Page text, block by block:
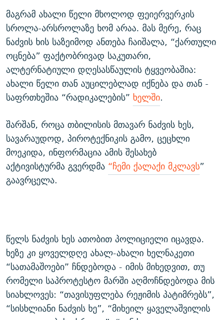
მაგრამ ახალი წელი მხოლოდ ფეიერვერკის
სროლა-არსროლაზე ხომ არაა. მას მერე, რაც
ნაძვის ხის საზეიმოდ ანთება ჩაიშალა, “ქართული
ოცნება” ფაქტობრივად საკუთარი,
ალტერნატიული დღესასწაულის ტყვეობაშია:
ახალი წელი თან აუცილებლად იქნება და თან -
საფრთხეშია “რადიკალების” ხელში.
შარშან, როცა თბილისის მთავარ ნაძვის ხეს,
სავარაუდოდ, პიროტექნიკის გამო, ცეცხლი
მოეკიდა, ინფორმაცია ამის შესახებ
აქტივისტურმა გვერდმა “ჩემი ქალაქი მკლავს”
გაავრცელა.
წელს ნაძვის ხეს ათობით პოლიციელი იცავდა.
ხეზე კი ყოველდღე ახალ-ახალი ხელნაკეთი
“სათამაშოები” ჩნდებოდა - იმის მიხედვით, თუ
რომელი საპროტესტო მარში აღმოჩნდებოდა მის
სიახლოვეს: “თავისუფლება რეჟიმის პატიმრებს”,
“სისხლიანი ნაძვის ხე”, “მიხეილ ყაველაშვილის